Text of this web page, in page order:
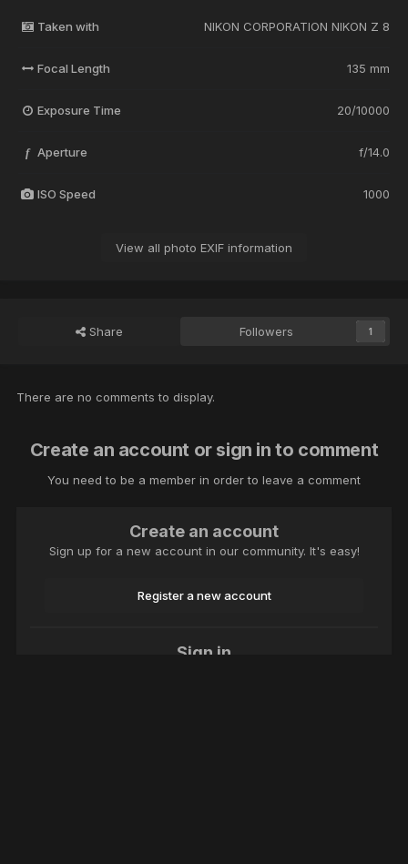
Taken with NIKON CORPORATION NIKON Z 8
Focal Length 135 mm
Exposure Time 20/10000
f Aperture f/14.0
ISO Speed 1000
View all photo EXIF information
Share Followers 1
There are no comments to display.
Create an account or sign in to comment
You need to be a member in order to leave a comment
Create an account
Sign up for a new account in our community. It's easy!
Register a new account
Sign in